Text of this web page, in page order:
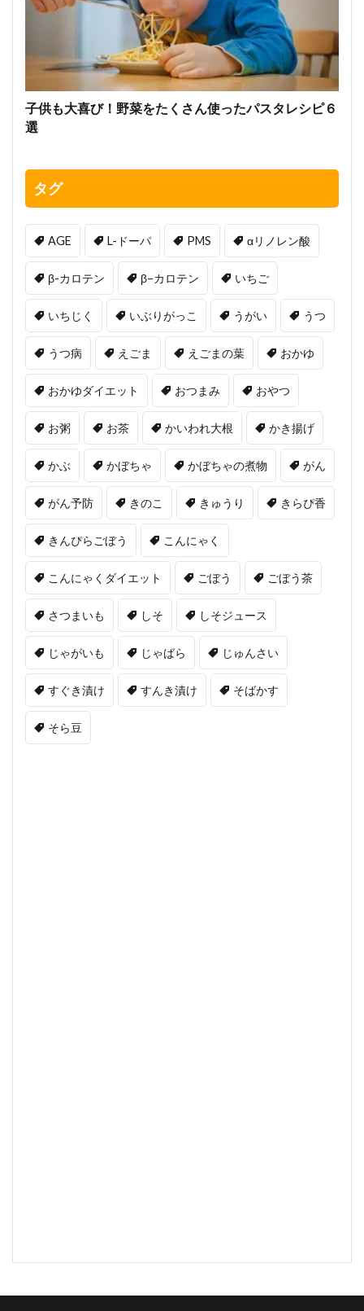
子供も大喜び！野菜をたくさん使ったパスタレシピ６
選
タグ
AGE L-ドーパ PMS αリノレン酸
β-カロテン β−カロテン いちご
いちじく いぶりがっこ うがい うつ
うつ病 えごま えごまの葉 おかゆ
おかゆダイエット おつまみ おやつ
お粥 お茶 かいわれ大根 かき揚げ
かぶ かぼちゃ かぼちゃの煮物 がん
がん予防 きのこ きゅうり きらぴ香
きんぴらごぼう こんにゃく
こんにゃくダイエット ごぼう ごぼう茶
さつまいも しそ しそジュース
じゃがいも じゃばら じゅんさい
すぐき漬け すんき漬け そばかす
そら豆